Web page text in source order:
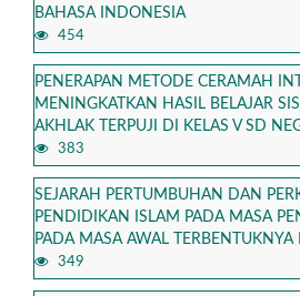
BAHASA INDONESIA
454
PENERAPAN METODE CERAMAH
MENINGKATKAN HASIL BELAJAR
AKHLAK TERPUJI DI KELAS V SD
383
SEJARAH PERTUMBUHAN DAN
PENDIDIKAN ISLAM PADA MASA
PADA MASA AWAL TERBENTUKNYA
349